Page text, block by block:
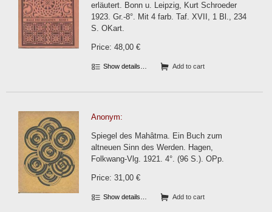
erläutert. Bonn u. Leipzig, Kurt Schroeder
1923. Gr.-8°. Mit 4 farb. Taf. XVII, 1 Bl., 234
S. OKart.
Price: 48,00 €
Show details… Add to cart
Anonym:
Spiegel des Mahâtma. Ein Buch zum
altneuen Sinn des Werden. Hagen,
Folkwang-Vlg. 1921. 4°. (96 S.). OPp.
Price: 31,00 €
Show details… Add to cart